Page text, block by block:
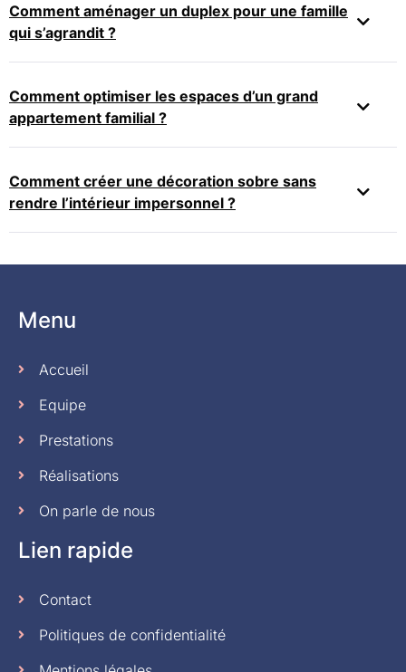
Comment aménager un duplex pour une famille
qui s’agrandit ?
Comment optimiser les espaces d’un grand
appartement familial ?
Comment créer une décoration sobre sans
rendre l’intérieur impersonnel ?
Menu
Accueil
Equipe
Prestations
Réalisations
On parle de nous
Lien rapide
Contact
Politiques de confidentialité